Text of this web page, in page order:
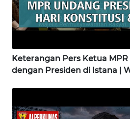
Keterangan Pers Ketua
dengan Presiden di Istana |
PADANG
LAWAS
SUMEDANG
WN
CIANJUR
WN